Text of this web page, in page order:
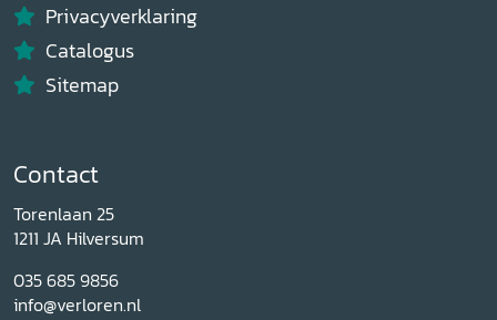
Privacyverklaring
Catalogus
Sitemap
Contact
Torenlaan 25
1211 JA Hilversum
035 685 9856
info@verloren.nl